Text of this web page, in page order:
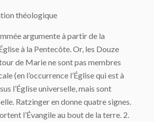
théologique
argumente à partir de la
à la Pentecôte. Or, les Douze
de Marie ne sont pas membres
(en l’occurrence l’Église qui est à
l’Église universelle, mais sont
Ratzinger en donne quatre signes.
l’Évangile au bout de la terre. 2.